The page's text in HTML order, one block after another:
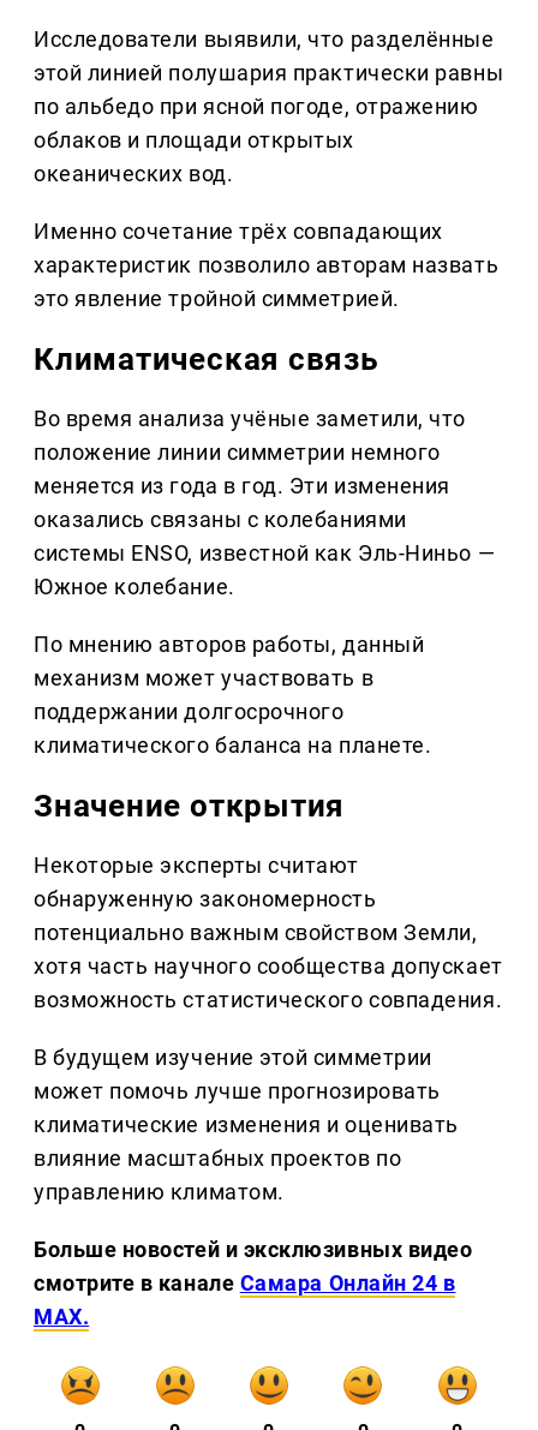
Исследователи выявили, что разделённые
этой линией полушария практически равны
по альбедо при ясной погоде, отражению
облаков и площади открытых
океанических вод.
Именно сочетание трёх совпадающих
характеристик позволило авторам назвать
это явление тройной симметрией.
Климатическая связь
Во время анализа учёные заметили, что
положение линии симметрии немного
меняется из года в год. Эти изменения
оказались связаны с колебаниями
системы ENSO, известной как Эль-Ниньо —
Южное колебание.
По мнению авторов работы, данный
механизм может участвовать в
поддержании долгосрочного
климатического баланса на планете.
Значение открытия
Некоторые эксперты считают
обнаруженную закономерность
потенциально важным свойством Земли,
хотя часть научного сообщества допускает
возможность статистического совпадения.
В будущем изучение этой симметрии
может помочь лучше прогнозировать
климатические изменения и оценивать
влияние масштабных проектов по
управлению климатом.
Больше новостей и эксклюзивных видео
смотрите в канале Самара Онлайн 24 в
MAX.